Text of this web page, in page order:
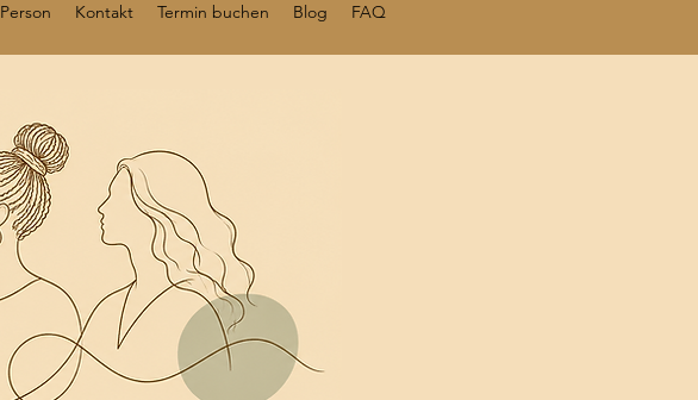
Kontakt Termin buchen Blog FAQ